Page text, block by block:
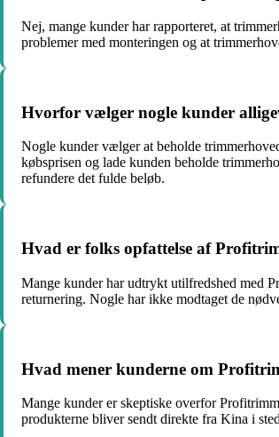
Nej, mange kunder har rapporteret, at
problemer med monteringen og at
Hvorfor vælger nogle kunder
Nogle kunder vælger at beholde
købsprisen og lade kunden beholde
refundere det fulde beløb.
Hvad er folks opfattelse af
Mange kunder har udtrykt utilfredshed med
returnering. Nogle har ikke modtaget de
Hvad mener kunderne om
Mange kunder er skeptiske overfor
produkterne bliver sendt direkte fra Kina i